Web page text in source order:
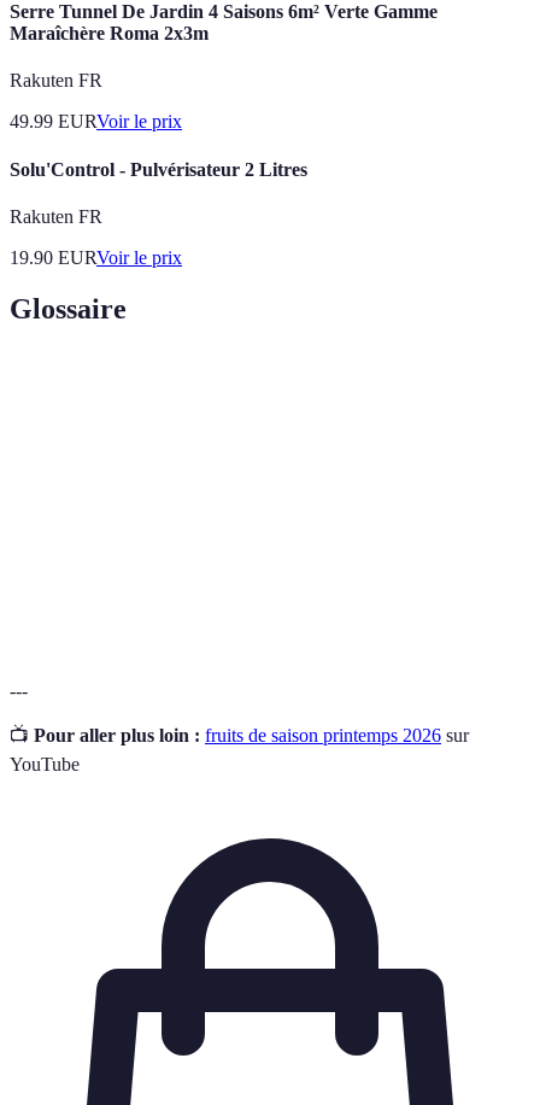
Serre Tunnel De Jardin 4 Saisons 6m² Verte Gamme
Maraîchère Roma 2x3m
Rakuten FR
49.99 EURVoir le prix
Solu'Control - Pulvérisateur 2 Litres
Rakuten FR
19.90 EURVoir le prix
Glossaire
---
📺 Pour aller plus loin : fruits de saison printemps 2026 sur
YouTube